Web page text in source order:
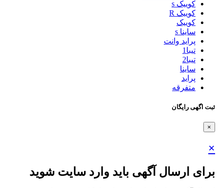
کوییک s
کوییک R
کوییک
ساینا s
پراید وانت
تیبا1
تیبا2
ساینا
پراید
متفرقه
ثبت اگهی رایگان
×
×
برای ارسال آگهی باید وارد سایت شوید